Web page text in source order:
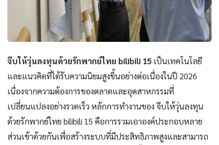
จีบให้วุ่นลงทุนด้วยรักพากย์ไทย bilibili 15 เป็นเทคโนโลยี
และแนวคิดที่ได้รับความนิยมสูงขึ้นอย่างต่อเนื่องในปี 2026
เนื่องจากความต้องการของตลาดและอุตสาหกรรมที่
เปลี่ยนแปลงอย่างรวดเร็ว หลักการทำงานของ จีบให้วุ่นลงทุน
ด้วยรักพากย์ไทย bilibili 15 คือการรวมเอาองค์ประกอบหลาย
ส่วนเข้าด้วยกันเพื่อสร้างระบบที่มีประสิทธิภาพสูงและสามารถ